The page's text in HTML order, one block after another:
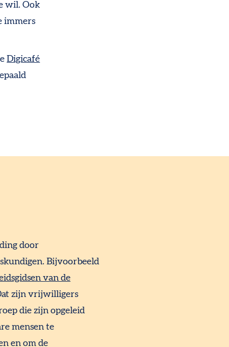
wil. Ook
immers
Digicafé
door
. Bijvoorbeeld
van de
zijn vrijwilligers
die zijn opgeleid
mensen te
en om de